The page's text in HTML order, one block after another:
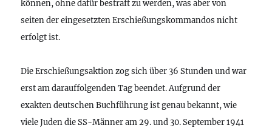
können, ohne dafür bestraft zu werden, was aber von
seiten der eingesetzten Erschießungskommandos nicht
erfolgt ist.
Die Erschießungsaktion zog sich über 36 Stunden und war
erst am darauffolgenden Tag beendet. Aufgrund der
exakten deutschen Buchführung ist genau bekannt, wie
viele Juden die SS-Männer am 29. und 30. September 1941